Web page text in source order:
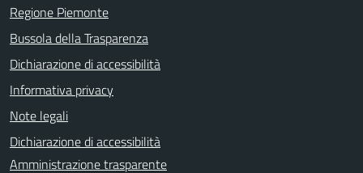
Regione Piemonte
Bussola della Trasparenza
Dichiarazione di accessibilità
Informativa privacy
Note legali
Dichiarazione di accessibilità
Amministrazione trasparente